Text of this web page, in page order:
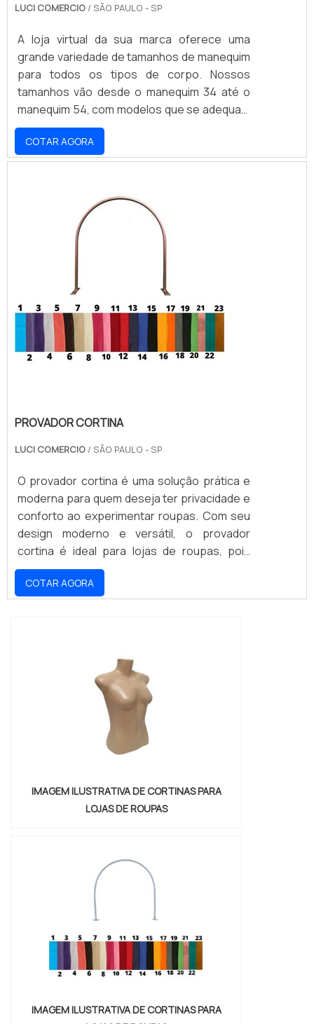
LUCI COMERCIO / SÃO PAULO - SP
A loja virtual da sua marca oferece uma
grande variedade de tamanhos de manequim
para todos os tipos de corpo. Nossos
tamanhos vão desde o manequim 34 até o
manequim 54, com modelos que se adequam
a todos os estilos e ocasiões. Nossos
produtos são fabricados com materiais de
alta qualidade e resistência, garantindo
oportunidade de encontrar o manequim ideal
para você e aproveite nossos preços
acessíveis.
COTAR AGORA
PROVADOR CORTINA
LUCI COMERCIO / SÃO PAULO - SP
O provador cortina é uma solução prática e
moderna para quem deseja ter privacidade e
conforto ao experimentar roupas. Com seu
design moderno e versátil, o provador
cortina é ideal para lojas de roupas, pois
oferece aos clientes um ambiente seguro e
aconchegante para experimentar as peças.
Além disso, o provador cortina é fácil de
COTAR AGORA
IMAGEM ILUSTRATIVA DE CORTINAS PARA
LOJAS DE ROUPAS
IMAGEM ILUSTRATIVA DE CORTINAS PARA